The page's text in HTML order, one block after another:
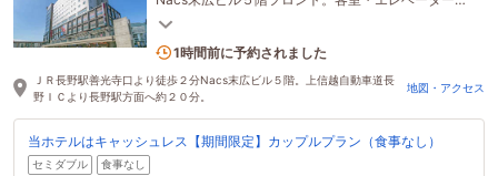
カードキーで万全セキュリティー。フリーアメニテ
1名がこの宿を見ています
1時間前に予約されました
ＪＲ長野駅善光寺口より徒歩２分Nacs末広ビル５階。上信越自動車道長
野ＩＣより長野駅方面へ約２０分。
地図・アクセス
当ホテルはキャッシュレス【期間限定】カップルプラン（食事なし）
セミダブル 食事なし